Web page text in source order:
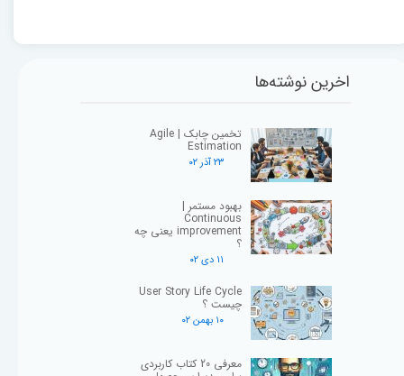
اخرین نوشته‌ها
تخمین چابک | Agile
Estimation
۲۳ آذر ۰۲
بهبود مستمر |
Continuous
improvement یعنی چه
؟
۱۱ دی ۰۲
User Story Life Cycle
چیست ؟
۱۰ بهمن ۰۲
معرفی 20 کتاب کاربردی